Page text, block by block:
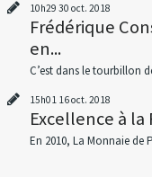
10h29 30 oct. 2018
Frédérique
en...
C’est dans le tourbillon
15h01 16oct. 2018
Excellence à la
En 2010, La Monnaie de